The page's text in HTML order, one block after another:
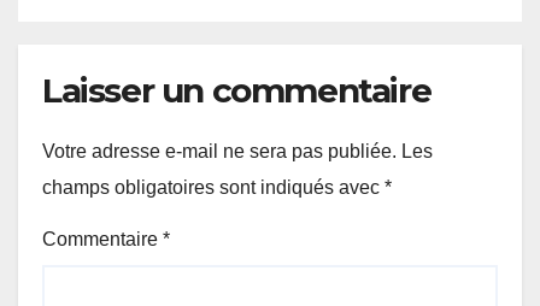
Laisser un commentaire
Votre adresse e-mail ne sera pas publiée. Les
champs obligatoires sont indiqués avec *
Commentaire *